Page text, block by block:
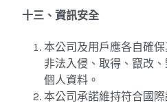
十三、資訊安全
本公司及用戶應各自確
非法入侵、取得、竄改
個人資料。
本公司承諾維持符合國際